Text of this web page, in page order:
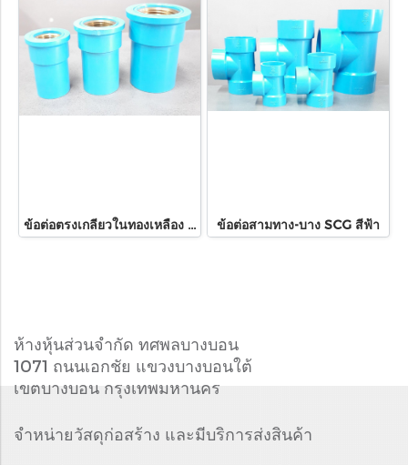
ข้อต่อตรงเกลียวในทองเหลือง SCG สีฟ้า ข้อต่อสามทาง-บาง SCG สีฟ้า
ห้างหุ้นส่วนจำกัด ทศพลบางบอน
1071 ถนนเอกชัย แขวงบางบอนใต้
เขตบางบอน กรุงเทพมหานคร
จำหน่ายวัสดุก่อสร้าง และมีบริการส่งสินค้า